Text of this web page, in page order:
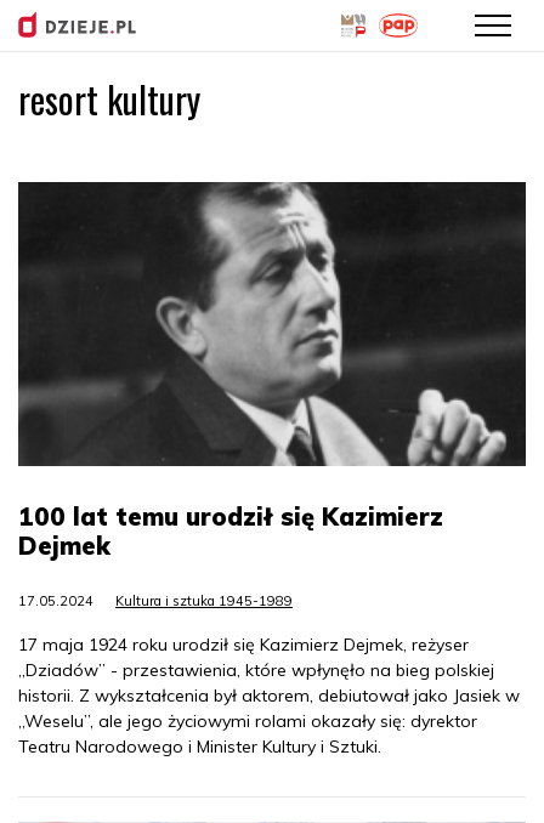
resort kultury
100 lat temu urodził się Kazimierz
Dejmek
17.05.2024 Kultura i sztuka 1945-1989
17 maja 1924 roku urodził się Kazimierz Dejmek, reżyser
„Dziadów” - przestawienia, które wpłynęło na bieg polskiej
historii. Z wykształcenia był aktorem, debiutował jako Jasiek w
„Weselu”, ale jego życiowymi rolami okazały się: dyrektor
Teatru Narodowego i Minister Kultury i Sztuki.